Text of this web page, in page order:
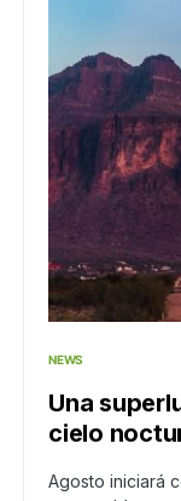
NEWS
Una
cielo
Agosto iniciará